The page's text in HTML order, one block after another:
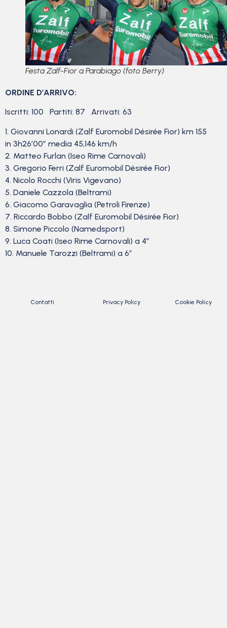
Festa Zalf-Fior a Parabiago (foto Berry)
ORDINE D’ARRIVO:
Iscritti: 100 Partiti: 87 Arrivati: 63
1. Giovanni Lonardi (Zalf Euromobil Désirée Fior) km 155
in 3h26’00” media 45,146 km/h
2. Matteo Furlan (Iseo Rime Carnovali)
3. Gregorio Ferri (Zalf Euromobil Désirée Fior)
4. Nicolo Rocchi (Viris Vigevano)
5. Daniele Cazzola (Beltrami)
6. Giacomo Garavaglia (Petroli Firenze)
7. Riccardo Bobbo (Zalf Euromobil Désirée Fior)
8. Simone Piccolo (Namedsport)
9. Luca Coati (Iseo Rime Carnovali) a 4″
10. Manuele Tarozzi (Beltrami) a 6″
Contatti Privacy Policy Cookie Policy